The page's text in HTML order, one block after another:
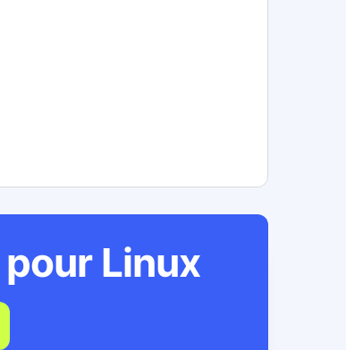
Linux